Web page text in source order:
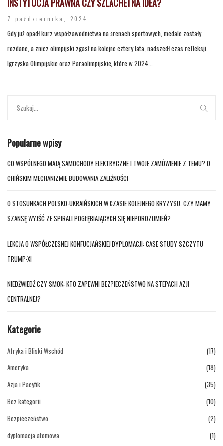
INSTYTUCJA PRAWNA CZY SZLACHETNA IDEA?
7 października, 2024
Gdy już opadł kurz współzawodnictwa na arenach sportowych, medale zostały
rozdane, a znicz olimpijski zgasł na kolejne cztery lata, nadszedł czas refleksji.
Igrzyska Olimpijskie oraz Paraolimpijskie, które w 2024...
Popularne wpisy
CO WSPÓLNEGO MAJĄ SAMOCHODY ELEKTRYCZNE I TWOJE ZAMÓWIENIE Z TEMU? O
CHIŃSKIM MECHANIZMIE BUDOWANIA ZALEŻNOŚCI
O STOSUNKACH POLSKO-UKRAIŃSKICH W CZASIE KOLEJNEGO KRYZYSU. CZY MAMY
SZANSĘ WYJŚĆ ZE SPIRALI POGŁĘBIAJĄCYCH SIĘ NIEPOROZUMIEŃ?
LEKCJA O WSPÓŁCZESNEJ KONFUCJAŃSKIEJ DYPLOMACJI: CASE STUDY SZCZYTU
TRUMP-XI
NIEDŹWIEDŹ CZY SMOK: KTO ZAPEWNI BEZPIECZEŃSTWO NA STEPACH AZJI
CENTRALNEJ?
Kategorie
Afryka i Bliski Wschód
(17)
Ameryka
(18)
Azja i Pacyfik
(35)
Bez kategorii
(10)
Bezpieczeństwo
(2)
dyplomacja atomowa
(1)